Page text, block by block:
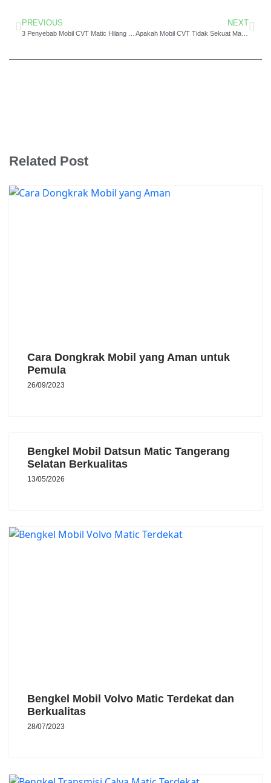
PREVIOUS NEXT
Apakah Mobil CVT Tidak Sekuat Matic Konvensional AT?
Related Post
Cara Dongkrak Mobil yang Aman untuk
Pemula
26/09/2023
Bengkel Mobil Datsun Matic Tangerang
Selatan Berkualitas
13/05/2026
Bengkel Mobil Volvo Matic Terdekat dan
Berkualitas
28/07/2023